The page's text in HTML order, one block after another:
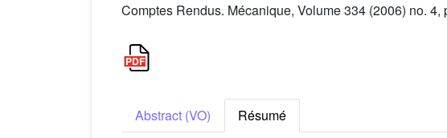
Comptes Rendus. Mécanique, Volume 334 (2006) no. 4,
Abstract (VO)
Résumé